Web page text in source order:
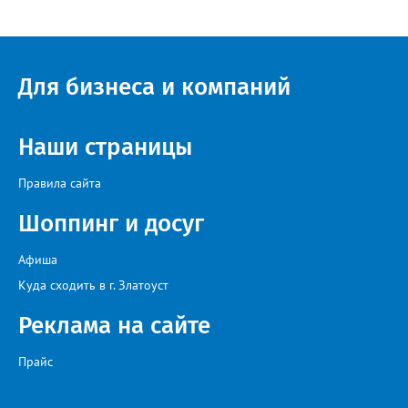
— сообщила начальник Главного управления ГЖИ Ирина
оперативно делиться информацией со всеми
заинтересованными – от поставщика тепла до конечных
Для бизнеса и компаний
Наши страницы
Правила сайта
Шоппинг и досуг
Афиша
Куда сходить в г. Златоуст
Реклама на сайте
Прайс